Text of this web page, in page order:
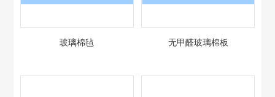
玻璃棉毡 无甲醛玻璃棉板